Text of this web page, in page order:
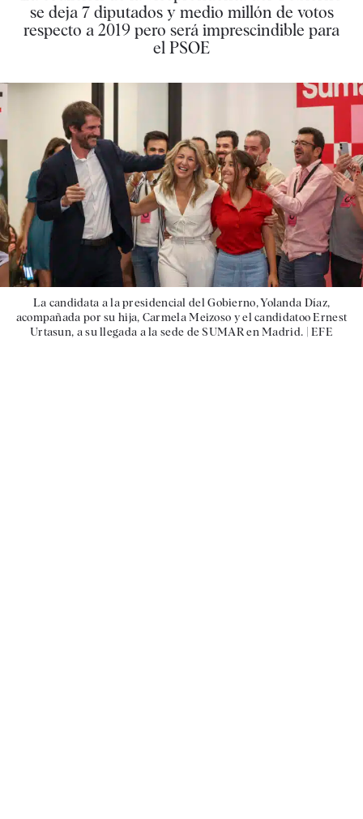
se deja 7 diputados y medio millón de votos
respecto a 2019 pero será imprescindible para
el PSOE
La candidata a la presidencial del Gobierno, Yolanda Díaz,
acompañada por su hija, Carmela Meizoso y el candidatoo Ernest
Urtasun, a su llegada a la sede de SUMAR en Madrid. |EFE